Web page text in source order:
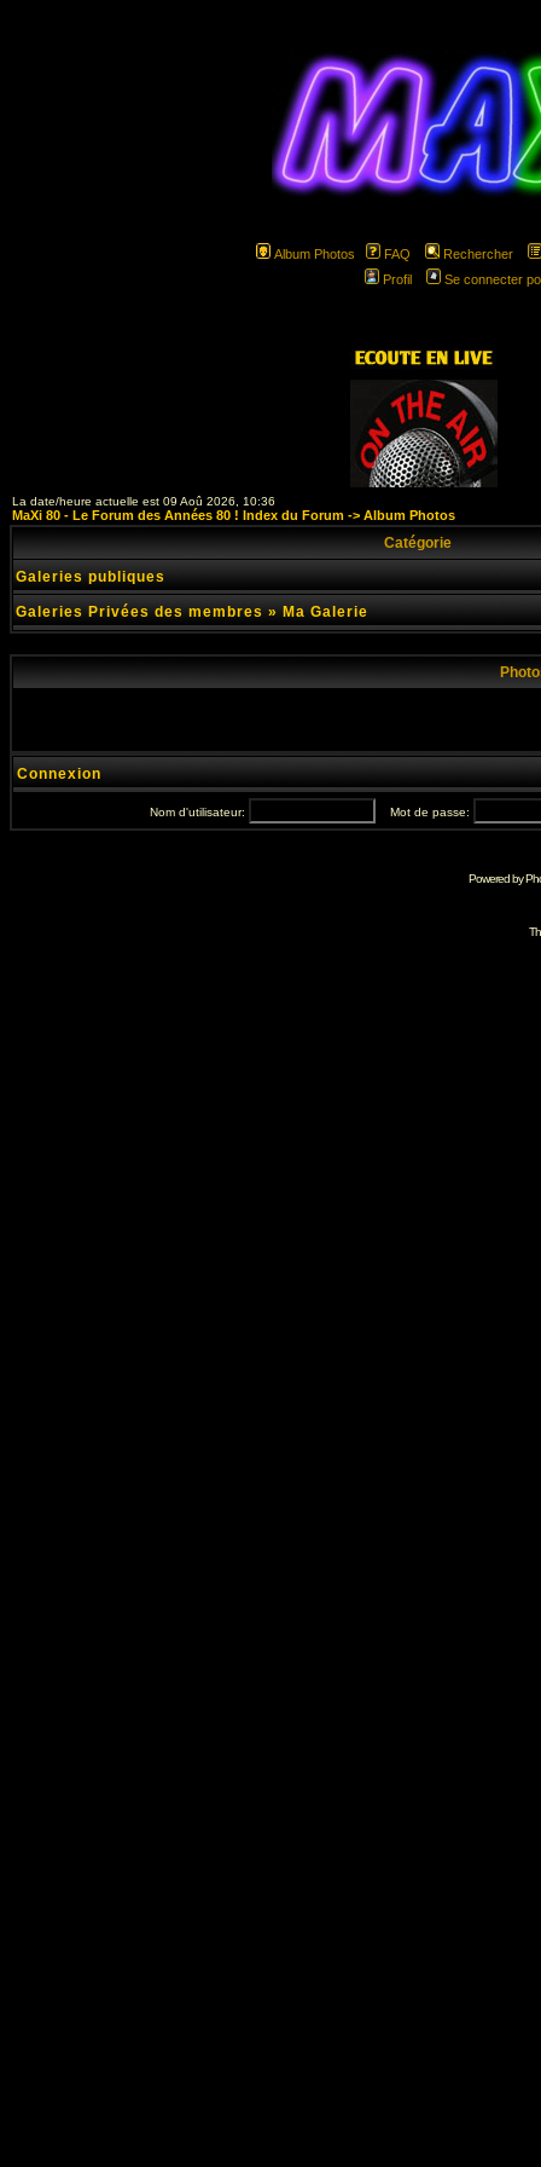
Album Photos FAQ
Rechercher
Profil
Se connecter
La date/heure actuelle est 09 Aoû 2026, 10:36
MaXi 80 - Le Forum des Années 80 ! Index du Forum -> Album Photos
Catégorie
Galeries publiques
Galeries Privées des membres » Ma Galerie
Connexion
Nom d'utilisateur: Mot de passe:
Powered by